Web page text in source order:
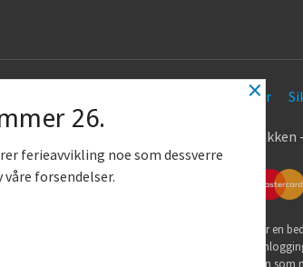
Kjøpsbetingelser
© Nøkkel Butikken
Vår nettbutikk bruker cookies slik at du får en
bruker cookies hovedsaklig til å lagre
din. Fortsett å bruke siden
×
26.
ferieavvikling noe som dessverre
forsendelser.